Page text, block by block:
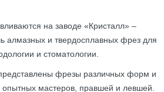
на заводе «Кристалл» –
алмазных и твердосплавных фрез для
и стоматологии.
фрезы различных форм и
опытных мастеров, правшей и левшей.